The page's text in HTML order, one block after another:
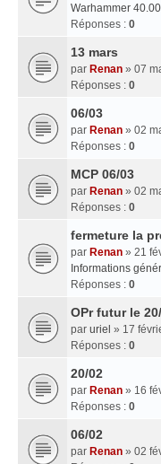
Warhammer
Réponses : 0
13 mars
par Renan » 07
Réponses : 0
06/03
par Renan » 02
Réponses : 0
MCP 06/03
par Renan » 02
Réponses : 0
fermeture la
par Renan » 21
Informations
Réponses : 0
OPr futur le
par uriel » 17
Réponses : 0
20/02
par Renan » 16
Réponses : 0
06/02
par Renan » 02